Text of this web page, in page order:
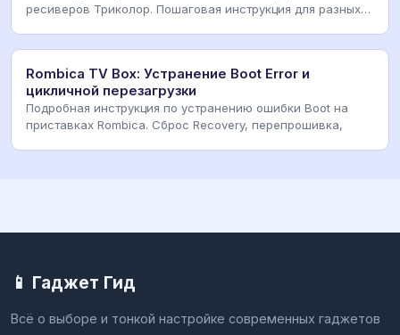
ресиверов Триколор. Пошаговая инструкция для разных
Rombica TV Box: Устранение Boot Error и
цикличной перезагрузки
Подробная инструкция по устранению ошибки Boot на
приставках Rombica. Сброс Recovery, перепрошивка,
📱 Гаджет Гид
Всё о выборе и тонкой настройке современных гаджетов